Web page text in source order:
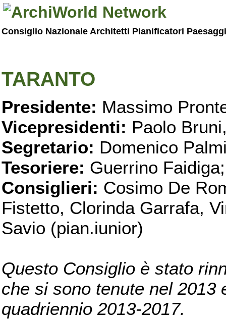
Consiglio Nazionale Architetti Pianificatori
TARANTO
Presidente: Massimo
Vicepresidenti: Paolo
Segretario: Domenico
Tesoriere: Guerrino Faidiga;
Consiglieri: Cosimo De
Fistetto, Clorinda Garrafa,
Savio (pian.iunior)
Questo Consiglio è stato
che si sono tenute nel 2013
quadriennio 2013-2017.